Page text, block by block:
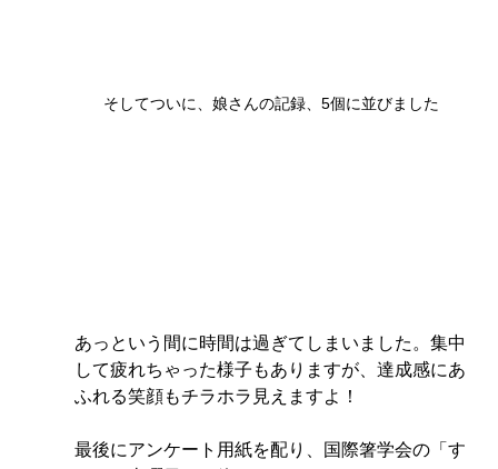
そしてついに、娘さんの記録、5個に並びました
あっという間に時間は過ぎてしまいました。集中
して疲れちゃった様子もありますが、達成感にあ
ふれる笑顔もチラホラ見えますよ！
最後にアンケート用紙を配り、国際箸学会の「す